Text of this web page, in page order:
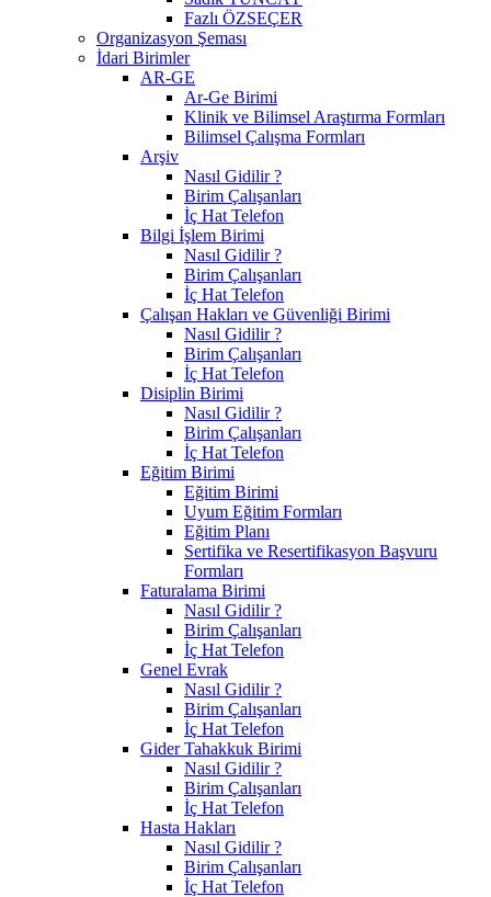
Fazlı ÖZSEÇER
Organizasyon Şeması
İdari Birimler
AR-GE
Ar-Ge Birimi
Klinik ve Bilimsel Araştırma Formları
Bilimsel Çalışma Formları
Arşiv
Nasıl Gidilir ?
Birim Çalışanları
İç Hat Telefon
Bilgi İşlem Birimi
Nasıl Gidilir ?
Birim Çalışanları
İç Hat Telefon
Çalışan Hakları ve Güvenliği Birimi
Nasıl Gidilir ?
Birim Çalışanları
İç Hat Telefon
Disiplin Birimi
Nasıl Gidilir ?
Birim Çalışanları
İç Hat Telefon
Eğitim Birimi
Eğitim Birimi
Uyum Eğitim Formları
Eğitim Planı
Sertifika ve Resertifikasyon Başvuru
Formları
Faturalama Birimi
Nasıl Gidilir ?
Birim Çalışanları
İç Hat Telefon
Genel Evrak
Nasıl Gidilir ?
Birim Çalışanları
İç Hat Telefon
Gider Tahakkuk Birimi
Nasıl Gidilir ?
Birim Çalışanları
İç Hat Telefon
Hasta Hakları
Nasıl Gidilir ?
Birim Çalışanları
İç Hat Telefon